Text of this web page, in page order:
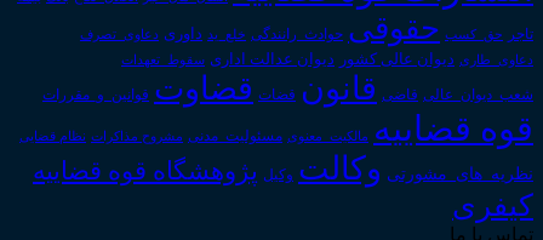
تاجر حق_کسب حقوقی حوادث_رانندگی خلع_ید داوری دعاوی_تصرف
دعاوی_طاری دیوان عالی کشور دیوان عدالت اداری سقوط_تعهدات
شعب_دیوان_عالی قاضی قانون قضات قضاوت قوانین_و_مقررات
قوه قضاییه مالکیت_معنوی مسئولیت_مدنی مشروح مذاکرات نظام قضایی
نظریه_های_مشورتی وکالت وکیل پژوهشگاه قوه قضاییه
کیفری
تماس با ما